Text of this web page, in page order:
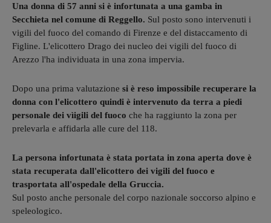
Una donna di 57 anni si è infortunata a una gamba in
Secchieta nel comune di Reggello. Sul posto sono intervenuti i
vigili del fuoco del comando di Firenze e del distaccamento di
Figline. L'elicottero Drago dei nucleo dei vigili del fuoco di
Arezzo l'ha individuata in una zona impervia.
Dopo una prima valutazione si è reso impossibile recuperare la
donna con l'elicottero quindi è intervenuto da terra a piedi
personale dei vìigili del fuoco che ha raggiunto la zona per
prelevarla e affidarla alle cure del 118.
La persona infortunata è stata portata in zona aperta dove è
stata recuperata dall'elicottero dei vigili del fuoco e
trasportata all'ospedale della Gruccia.
Sul posto anche personale del corpo nazionale soccorso alpino e
speleologico.